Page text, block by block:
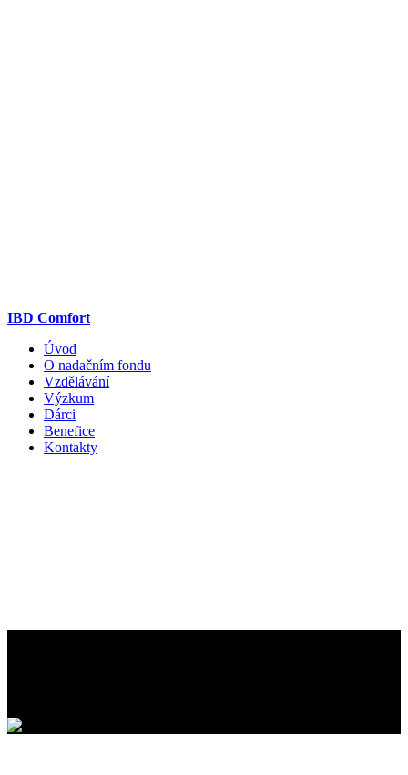
IBD Comfort
Úvod
O nadačním fondu
Vzdělávání
Výzkum
Dárci
Benefice
Kontakty